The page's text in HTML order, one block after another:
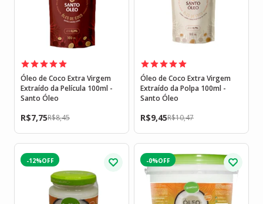
Óleo de Coco Extra Virgem
Extraído da Película 100ml -
Santo Óleo
R$8,45
R$7,75
Óleo de Coco Extra Virgem
Extraído da Polpa 100ml -
Santo Óleo
R$10,47
R$9,45
-12% -0%